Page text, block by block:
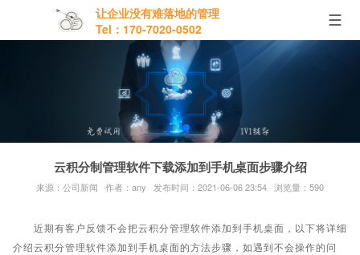
让企业没有难落地的管理
Tel：170-7020-0502
云积分制管理软件下载添加到手机桌面步骤介绍
来源：公司新闻 作者：any 发布时间：2021-06-06 23:54 浏览量：590
近期有客户反馈不会把云积分管理软件添加到手机桌面，以下将详细
介绍云积分管理软件添加到手机桌面的方法步骤，如遇到不会操作的问